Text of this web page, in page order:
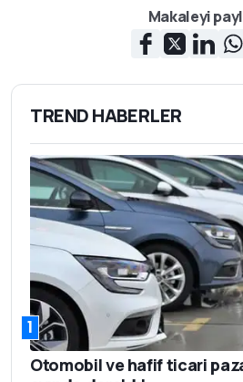
Makaleyi
TREND HABERLER
1
Otomobil ve hafif ticari